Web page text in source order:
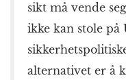
sikt må vende
ikke kan stole på
alternativet er å